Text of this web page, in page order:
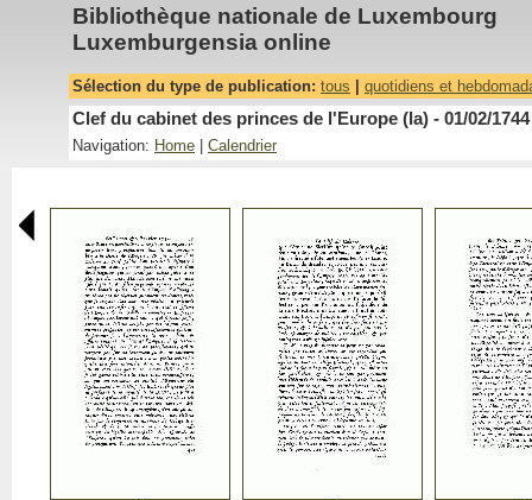
Bibliothèque nationale de Luxembourg
Luxemburgensia online
Sélection du type de publication: tous quotidiens et
Clef du cabinet des princes de l'Europe (la) - 01/02/1744
Navigation: Home Calendrier